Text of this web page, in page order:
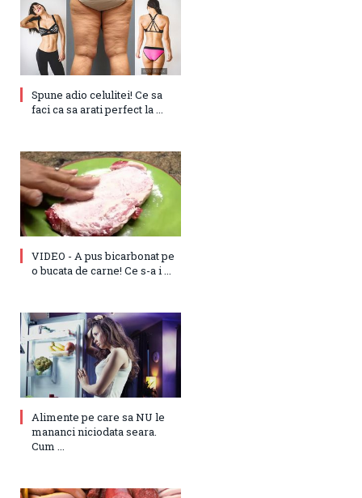
Spune adio celulitei! Ce sa
faci ca sa arati perfect la ...
VIDEO - A pus bicarbonat pe
o bucata de carne! Ce s-a i ...
Alimente pe care sa NU le
mananci niciodata seara.
Cum ...